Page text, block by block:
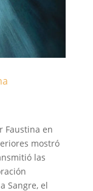
Faustina en
mostró
las
Sangre, el